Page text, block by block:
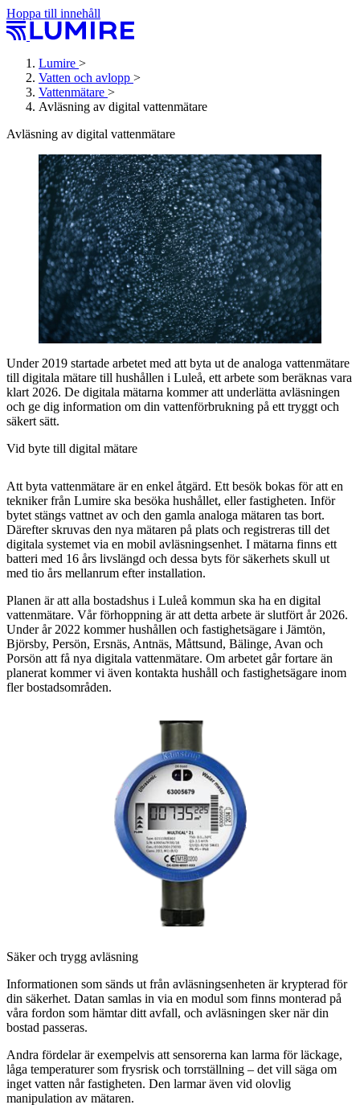
Hoppa till innehåll
Lumire >
Vatten och avlopp >
Vattenmätare >
Avläsning av digital vattenmätare
Avläsning av digital vattenmätare
Under 2019 startade arbetet med att byta ut de analoga vattenmätare
till digitala mätare till hushållen i Luleå, ett arbete som beräknas vara
klart 2026. De digitala mätarna kommer att underlätta avläsningen
och ge dig information om din vattenförbrukning på ett tryggt och
säkert sätt.
Vid byte till digital mätare
Att byta vattenmätare är en enkel åtgärd. Ett besök bokas för att en
tekniker från Lumire ska besöka hushållet, eller fastigheten. Inför
bytet stängs vattnet av och den gamla analoga mätaren tas bort.
Därefter skruvas den nya mätaren på plats och registreras till det
digitala systemet via en mobil avläsningsenhet. I mätarna finns ett
batteri med 16 års livslängd och dessa byts för säkerhets skull ut
med tio års mellanrum efter installation.
Planen är att alla bostadshus i Luleå kommun ska ha en digital
vattenmätare. Vår förhoppning är att detta arbete är slutfört år 2026.
Under år 2022 kommer hushållen och fastighetsägare i Jämtön,
Björsby, Persön, Ersnäs, Antnäs, Måttsund, Bälinge, Avan och
Porsön att få nya digitala vattenmätare. Om arbetet går fortare än
planerat kommer vi även kontakta hushåll och fastighetsägare inom
fler bostadsområden.
Säker och trygg avläsning
Informationen som sänds ut från avläsningsenheten är krypterad för
din säkerhet. Datan samlas in via en modul som finns monterad på
våra fordon som hämtar ditt avfall, och avläsningen sker när din
bostad passeras.
Andra fördelar är exempelvis att sensorerna kan larma för läckage,
låga temperaturer som frysrisk och torrställning – det vill säga om
inget vatten når fastigheten. Den larmar även vid olovlig
manipulation av mätaren.